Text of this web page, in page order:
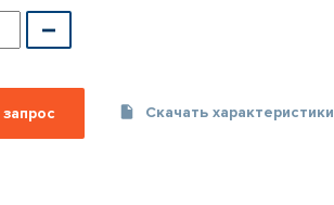
Скачать характеристики